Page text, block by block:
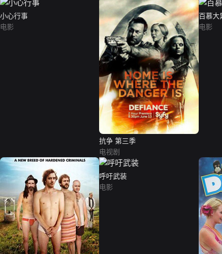
小心行事
电影
抗争 第三季
电视剧
百慕大
电影
呼吁武装
电影